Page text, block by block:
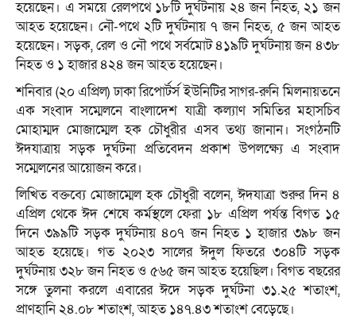
হয়েছেন। এ সময়ে রেলপথে ১৮টি দুর্ঘটনায় ২৪ জন নিহত, ২১ জন
আহত হয়েছেন। নৌ-পথে ২টি দুর্ঘটনায় ৭ জন নিহত, ৫ জন আহত
হয়েছেন। সড়ক, রেল ও নৌ পথে সর্বমোট ৪১৯টি দুর্ঘটনায় জন ৪৩৮
নিহত ও ১ হাজার ৪২৪ জন আহত হয়েছেন।
শনিবার (২০ এপ্রিল) ঢাকা রিপোর্টর্স ইউনিটির সাগর-রুনি মিলনায়তনে
এক সংবাদ সম্মেলনে বাংলাদেশ যাত্রী কল্যাণ সমিতির মহাসচিব
মোহাম্মদ মোজাম্মেল হক চৌধুরীর এসব তথ্য জানান। সংগঠনটি
ঈদযাত্রায় সড়ক দুর্ঘটনা প্রতিবেদন প্রকাশ উপলক্ষ্যে এ সংবাদ
সম্মেলনের আয়োজন করে।
লিখিত বক্তব্যে মোজাম্মেল হক চৌধুরী বলেন, ঈদযাত্রা শুরুর দিন ৪
এপ্রিল থেকে ঈদ শেষে কর্মস্থলে ফেরা ১৮ এপ্রিল পর্যন্ত বিগত ১৫
দিনে ৩৯৯টি সড়ক দুর্ঘটনায় ৪০৭ জন নিহত ১ হাজার ৩৯৮ জন
আহত হয়েছে। গত ২০২৩ সালের ঈদুল ফিতরে ৩০৪টি সড়ক
দুর্ঘটনায় ৩২৮ জন নিহত ও ৫৬৫ জন আহত হয়েছিল। বিগত বছরের
সঙ্গে তুলনা করলে এবারের ঈদে সড়ক দুর্ঘটনা ৩১.২৫ শতাংশ,
প্রাণহানি ২৪.০৮ শতাংশ, আহত ১৪৭.৪৩ শতাংশ বেড়েছে।